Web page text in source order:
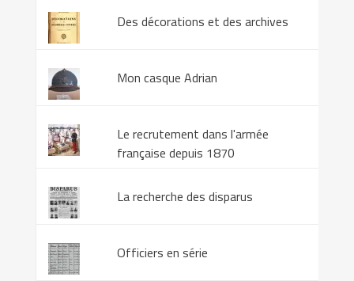
Des décorations et des archives
Mon casque Adrian
Le recrutement dans l'armée
française depuis 1870
La recherche des disparus
Officiers en série